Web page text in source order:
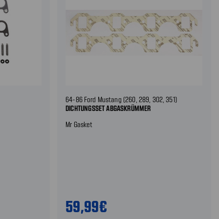
64-86 Ford Mustang (260, 289, 302, 351)
DICHTUNGSSET ABGASKRÜMMER
Mr Gasket
59,99€